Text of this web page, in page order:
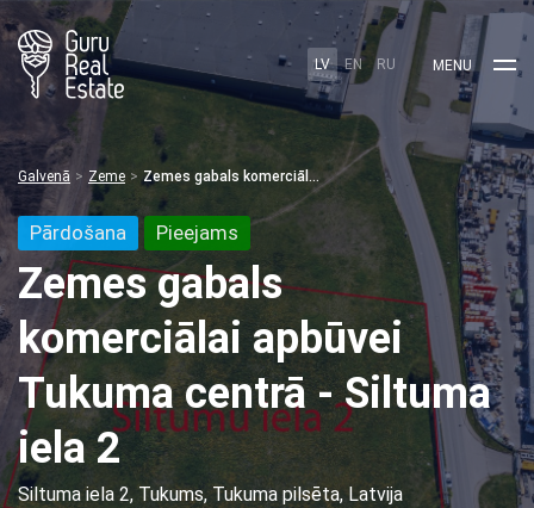
LV EN RU MENU
Galvenā Zeme Zemes gabals komerciālai apbūvei Tukuma centrā - Siltuma iela 2
Pārdošana Pieejams
Zemes gabals
komerciālai apbūvei
Tukuma centrā - Siltuma
iela 2
Siltuma iela 2, Tukums, Tukuma pilsēta, Latvija